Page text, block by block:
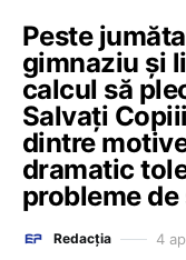
Peste
gimnaziu și
calcul să
Salvați
dintre
dramatic
probleme
Redacția 4